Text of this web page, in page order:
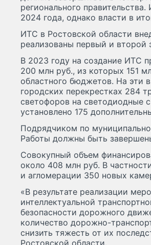
регионального
2024 года, однако власти в
ИТС в Ростовской области
реализованы первый и второй
В 2023 году на создание ИТС
200 млн руб., из которых 151
областного бюджетов. На эти
городских перекрестках 284
светофоров на светодиодные
установлено 175
Подрядчиком по
Работы должны быть
Совокупный объем
около 408 млн руб. В
и агломерации 350 новых
«В результате реализации
интеллектуальной
безопасности дорожного
количество дорожно-
снизить тяжесть от их